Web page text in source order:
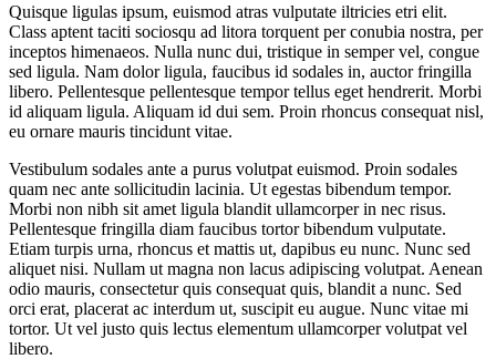
Quisque ligulas ipsum, euismod atras vulputate iltricies etri elit.
Class aptent taciti sociosqu ad litora torquent per conubia nostra, per
inceptos himenaeos. Nulla nunc dui, tristique in semper vel, congue
sed ligula. Nam dolor ligula, faucibus id sodales in, auctor fringilla
libero. Pellentesque pellentesque tempor tellus eget hendrerit. Morbi
id aliquam ligula. Aliquam id dui sem. Proin rhoncus consequat nisl,
eu ornare mauris tincidunt vitae.
Vestibulum sodales ante a purus volutpat euismod. Proin sodales
quam nec ante sollicitudin lacinia. Ut egestas bibendum tempor.
Morbi non nibh sit amet ligula blandit ullamcorper in nec risus.
Pellentesque fringilla diam faucibus tortor bibendum vulputate.
Etiam turpis urna, rhoncus et mattis ut, dapibus eu nunc. Nunc sed
aliquet nisi. Nullam ut magna non lacus adipiscing volutpat. Aenean
odio mauris, consectetur quis consequat quis, blandit a nunc. Sed
orci erat, placerat ac interdum ut, suscipit eu augue. Nunc vitae mi
tortor. Ut vel justo quis lectus elementum ullamcorper volutpat vel
libero.